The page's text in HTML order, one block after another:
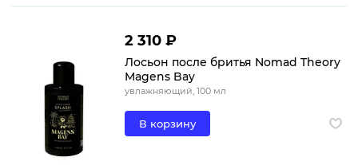
2 310 ₽
Лосьон после бритья Nomad Theory
Magens Bay
увлажняющий, 100 мл
В корзину